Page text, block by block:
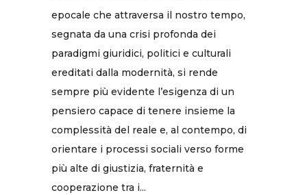
epocale che attraversa il nostro tempo,
segnata da una crisi profonda dei
paradigmi giuridici, politici e culturali
ereditati dalla modernità, si rende
sempre più evidente l’esigenza di un
pensiero capace di tenere insieme la
complessità del reale e, al contempo, di
orientare i processi sociali verso forme
più alte di giustizia, fraternità e
cooperazione tra i...